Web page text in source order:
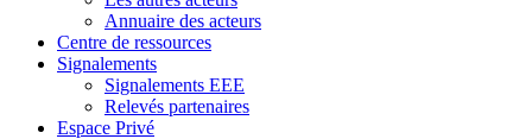
Annuaire des acteurs
Centre de ressources
Signalements
Signalements EEE
Relevés partenaires
Espace Privé